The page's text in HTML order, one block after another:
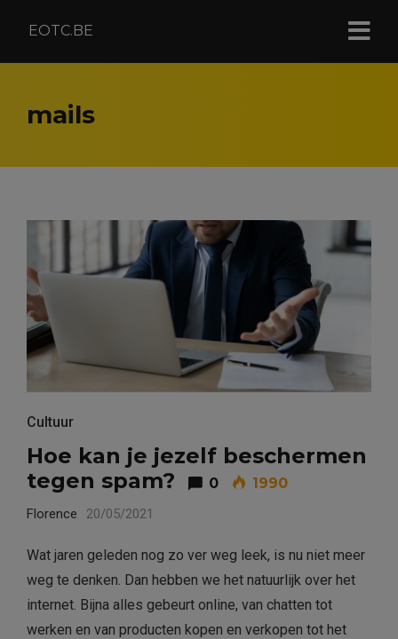
EOTC.BE
mails
Cultuur
Hoe kan je jezelf beschermen
tegen spam?
0 1990
Florence 20/05/2021
Wat jaren geleden nog zo ver weg leek, is nu niet meer
weg te denken. Dan hebben we het natuurlijk over het
internet. Bijna alles gebeurt online, van chatten tot
werken en van producten kopen en verkopen tot het